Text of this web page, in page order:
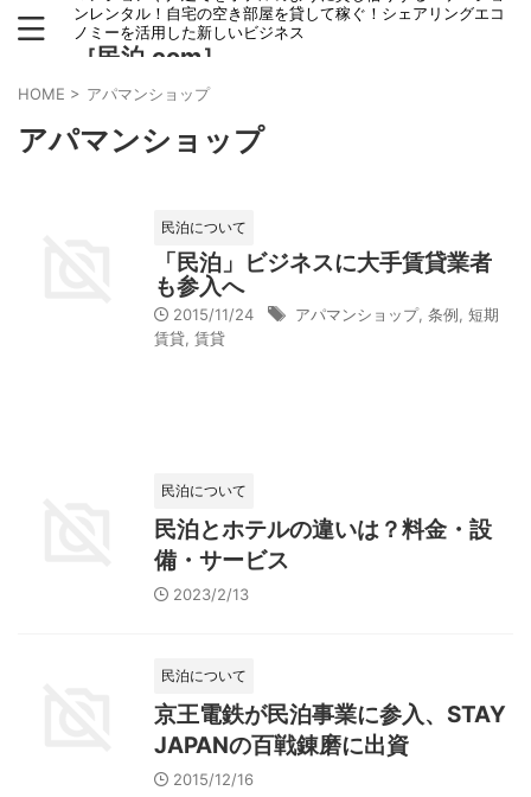
ンレンタル！自宅の空き部屋を貸して稼ぐ！シェアリングエコ
ノミーを活用した新しいビジネス
［民泊.com］
HOME > アパマンショップ
アパマンショップ
民泊について
「民泊」ビジネスに大手賃貸業者
も参入へ
2015/11/24 アパマンショップ, 条例 短期
賃貸 賃貸
民泊について
民泊とホテルの違いは？料金・設
備・サービス
2023/2/13
民泊について
京王電鉄が民泊事業に参入、STAY
JAPANの百戦錬磨に出資
2015/12/16